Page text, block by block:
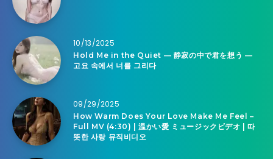
10/13/2025
Hold Me in the Quiet — 静寂の中で君を想う —
고요 속에서 너를 그리다
09/29/2025
How Warm Does Your Love Make Me Feel –
Full MV (4:30) | 温かい愛 ミュージックビデオ | 따
뜻한 사랑 뮤직비디오